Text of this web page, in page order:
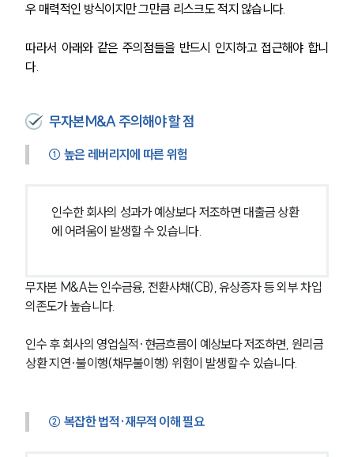
센터소개
대륜의 강점
우 매력적인 방식이지만 그만큼 리스크도 적지 않습니다.
따라서 아래와 같은 주의점들을 반드시 인지하고 접근해야 합니
다.
무자본M&A 주의해야 할 점
① 높은 레버리지에 따른 위험
인수한 회사의 성과가 예상보다 저조하면 대출금 상환
에 어려움이 발생할 수 있습니다.
무자본 M&A는 인수금융, 전환사채(CB), 유상증자 등 외부 차입
의존도가 높습니다.
인수 후 회사의 영업실적·현금흐름이 예상보다 저조하면, 원리금
상환 지연·불이행(채무불이행) 위험이 발생할 수 있습니다.
② 복잡한 법적·재무적 이해 필요